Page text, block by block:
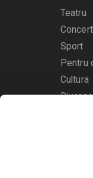
Teatru
Sport
Pentru
Cultura
Diverse